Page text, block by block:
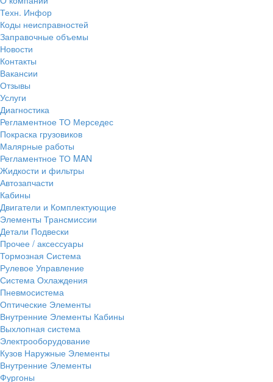
Техн. Инфор
Коды неисправностей
Заправочные объемы
Новости
Контакты
Вакансии
Отзывы
Услуги
Диагностика
Регламентное ТО Мерседес
Покраска грузовиков
Малярные работы
Регламентное ТО MAN
Жидкости и фильтры
Автозапчасти
Кабины
Двигатели и Комплектующие
Элементы Трансмиссии
Детали Подвески
Прочее / аксессуары
Тормозная Система
Рулевое Управление
Система Охлаждения
Пневмосистема
Оптические Элементы
Внутренние Элементы Кабины
Выхлопная система
Электрооборудование
Кузов Наружные Элементы
Внутренние Элементы
Фургоны